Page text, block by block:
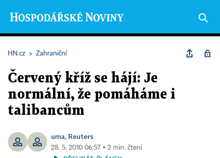
HN.cz › Zahraniční
Červený kříž se hájí: Je
normální, že pomáháme i
talibancům
uma, Reuters
28. 5. 2010 06:57 ▪ 2 min. čtení